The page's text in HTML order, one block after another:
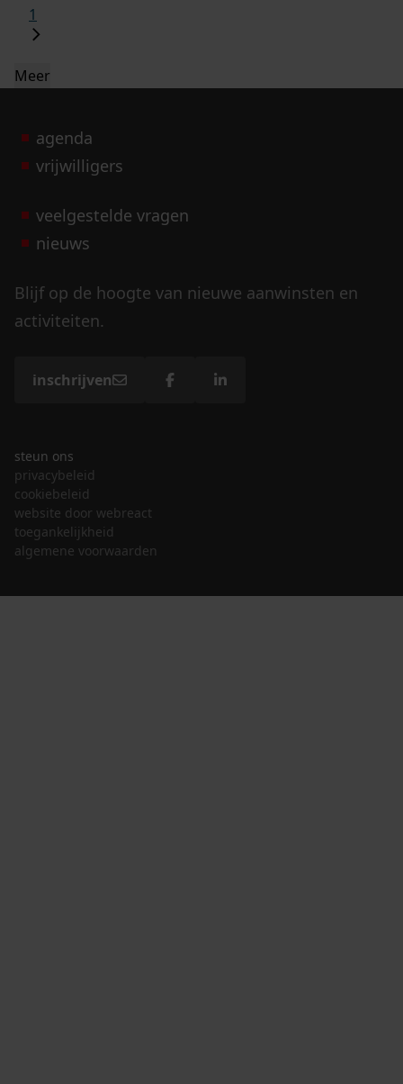
1
Meer
agenda
vrijwilligers
veelgestelde vragen
nieuws
Blijf op de hoogte van nieuwe aanwinsten en
activiteiten.
inschrijven
steun ons
privacybeleid
cookiebeleid
website door webreact
toegankelijkheid
algemene voorwaarden